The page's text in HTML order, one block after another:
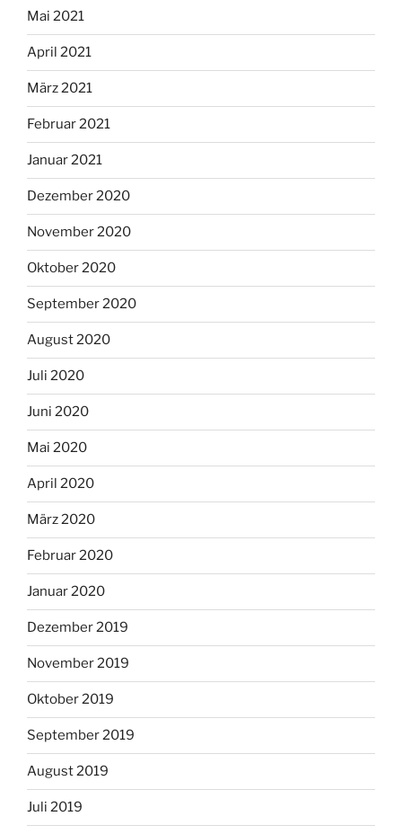
Mai 2021
April 2021
März 2021
Februar 2021
Januar 2021
Dezember 2020
November 2020
Oktober 2020
September 2020
August 2020
Juli 2020
Juni 2020
Mai 2020
April 2020
März 2020
Februar 2020
Januar 2020
Dezember 2019
November 2019
Oktober 2019
September 2019
August 2019
Juli 2019